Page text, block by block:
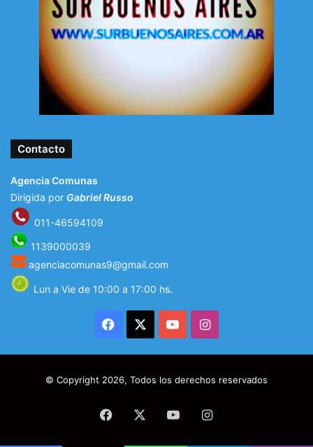
Contacto
Agencia Comunas
Dirigida por Gabriel Russo
011-46594109
1139000039
agenciacomunas9@gmail.com
Lun a Vie de 10:00 a 17:00 hs.
Facebook YouTubeInstagram
© Copyright 2026, Todos los derechos reservados
Facebook YouTubeInstagram